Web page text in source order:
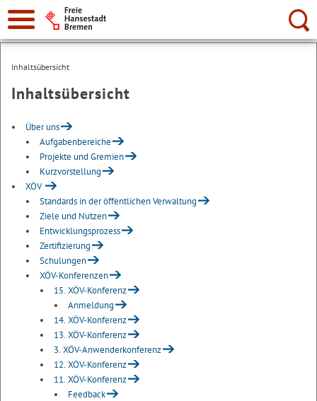
Suche:
Inhaltsübersicht
Inhaltsübersicht
Über uns
Aufgabenbereiche
Projekte und Gremien
Kurzvorstellung
XÖV
Standards in der öffentlichen Verwaltung
Ziele und Nutzen
Entwicklungsprozess
Zertifizierung
Schulungen
XÖV-Konferenzen
15. XÖV-Konferenz
Anmeldung
14. XÖV-Konferenz
13. XÖV-Konferenz
3. XÖV-Anwenderkonferenz
12. XÖV-Konferenz
11. XÖV-Konferenz
Feedback